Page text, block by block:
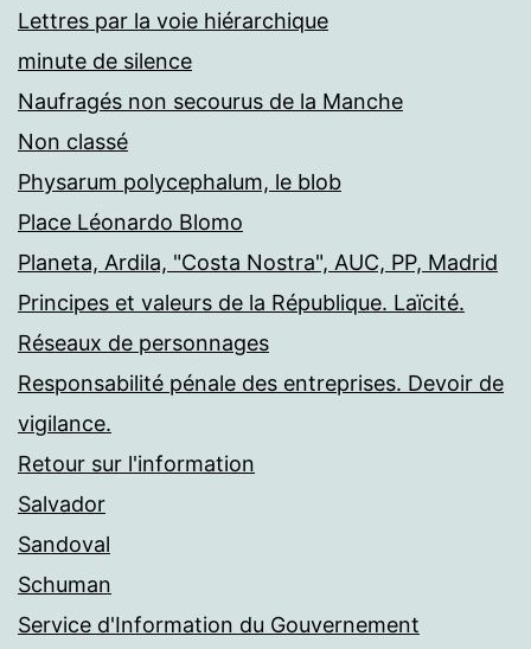
Lettres par la voie hiérarchique
minute de silence
Naufragés non secourus de la Manche
Non classé
Physarum polycephalum, le blob
Place Léonardo Blomo
Planeta, Ardila, "Costa Nostra", AUC, PP, Madrid
Principes et valeurs de la République. Laïcité.
Réseaux de personnages
Responsabilité pénale des entreprises. Devoir de
vigilance.
Retour sur l'information
Salvador
Sandoval
Schuman
Service d'Information du Gouvernement